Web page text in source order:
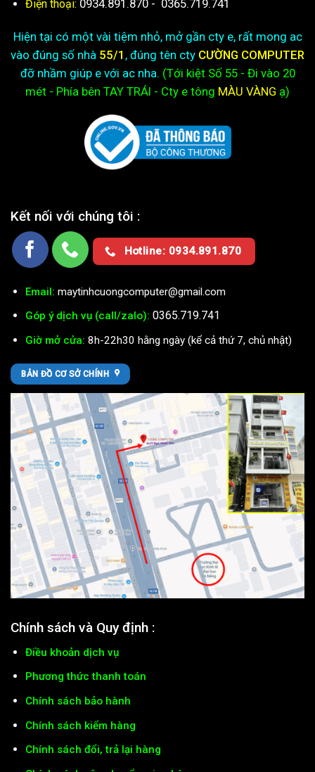
Điện thoại: 0934.891.870 - 0365.719.741
Hiện tại có một vài tiệm nhỏ, mở gần cty e, rất mong ac
vào đúng số nhà 55/1 , đúng tên cty CƯỜNG COMPUTER
đỡ nhầm giúp e với ac nha. (Tới kiệtSố 55 - Đi vào 20
mét - Phía bên TAY TRÁI - Cty e tông MÀU VÀNG ạ)
Kết nối với chúng tôi :
Hotline: 0934.891.870
Email: maytinhcuongcomputer@gmail.com
Góp ý dịch vụ (call/zalo): 0365.719.741
Giờ mở cửa: 8h-22h30 hằng ngày (kể cả thứ 7, chủ nhật)
BẢN ĐỒ CƠ SỞ CHÍNH
Chính sách và Quy định :
Điều khoản dịch vụ
Phương thức thanh toán
Chính sách bảo hành
Chính sách kiểm hàng
Chính sách đổi, trả lại hàng